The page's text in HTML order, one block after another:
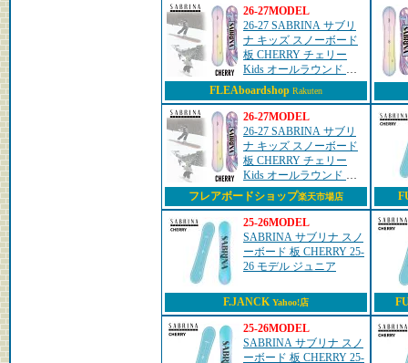
26-27MODEL
26-27 SABRINA サブリ
ナ キッズ スノーボード
板 CHERRY チェリー
Kids オールラウンド 予
約販売品 11月入荷予定
ship1
FLEAboardshop Rakuten
26-27MODEL
26-27 SABRINA サブリ
ナ キッズ スノーボード
板 CHERRY チェリー
Kids オールラウンド 予
約販売品 11月入荷予定
ship1
フレアボードショップ楽天市場店
25-26MODEL
SABRINA サブリナ スノ
ーボード 板 CHERRY 25-
26 モデル ジュニア
F.JANCKYahoo!店
25-26MODEL
SABRINA サブリナ スノ
ーボード 板 CHERRY 25-